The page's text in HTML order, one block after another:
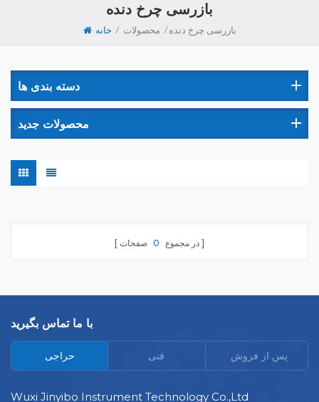
بازرسی چرخ دنده
خانه / محصولات / بازرسی چرخ دنده
دسته بندی ها
محصولات جدید
در مجموع 0 صفحات
با ما تماس بگیرید
حراجی فنی < پس از فروش
Wuxi Jinyibo Instrument Technology Co.,Ltd